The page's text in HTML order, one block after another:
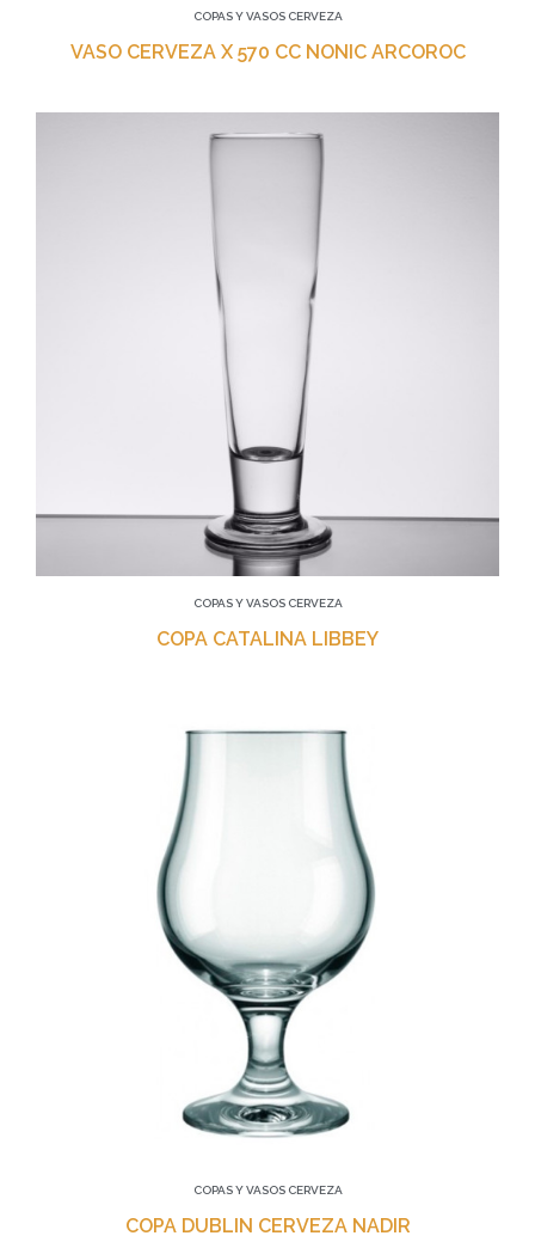
COPAS Y VASOS CERVEZA
VASO CERVEZA X 570 CC NONIC ARCOROC
COPAS Y VASOS CERVEZA
COPA CATALINA LIBBEY
COPAS Y VASOS CERVEZA
COPA DUBLIN CERVEZA NADIR